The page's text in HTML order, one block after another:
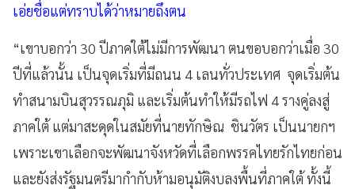
เอ่ยชื่อแต่ทราบได้ว่าหมายถึงตน
“เขาบอกว่า 30 ปีภาคใต้ไม่มีการพัฒนา ตนขอบอกว่าเมื่อ 30
ปีที่แล้วนั้น เป็นจุดเริ่มที่มีถนน 4 เลนทั่วประเทศ จุดเริ่มต้น
ทำสนามบินสุวรรณภุมิ และเริ่มต้นทำให้มีรถไฟ 4 รางคู่ลงสู่
ภาคใต้ แต่มาสะดุดในสมัยที่นายทักษิณ ชินวัตร เป็นนายกฯ
เพราะเขาเลือกจะพัฒนาจังหวัดที่เลือกพรรคไทยรักไทยก่อน
และยังส่งรัฐมนตรีมากำกับห้ามอนุมัติงบลงพื้นที่ภาคใต้ ทั้งนี้